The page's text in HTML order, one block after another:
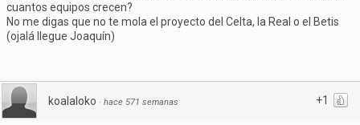
cuantos equipos crecen?
No me digas que no te mola el proyecto del Celta, la Real o el Betis
(ojalá llegue Joaquín)
+1
koalaloko · hace 571 semanas